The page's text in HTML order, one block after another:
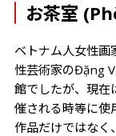
お茶室
ベトナム人女性
性芸術家のĐặng
館でしたが、現在
催される時等に使
作品だけではなく